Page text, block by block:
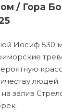
/ Гора
Иосиф 530
залив